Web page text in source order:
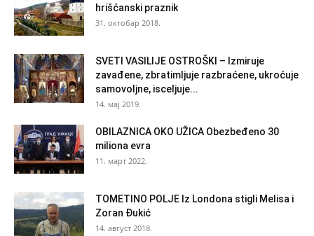
hrišćanski praznik
31. октобар 2018.
SVETI VASILIJE OSTROŠKI – Izmiruje
zavađene, zbratimljuje razbraćene, ukroćuje
samovoljne, isceljuje...
14. мај 2019.
OBILAZNICA OKO UŽICA Obezbeđeno 30
miliona evra
11. март 2022.
TOMETINO POLJE Iz Londona stigli Melisa i
Zoran Đukić
14. август 2018.